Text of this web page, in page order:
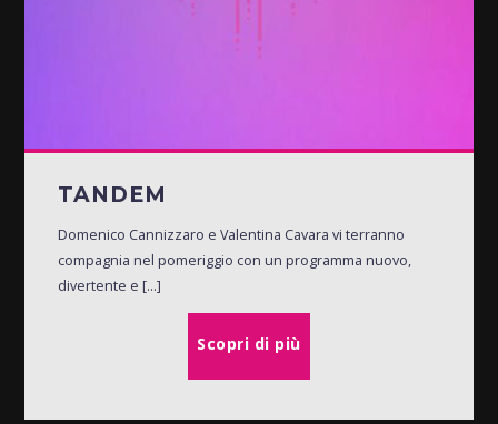
TANDEM
Domenico Cannizzaro e Valentina Cavara vi terranno
compagnia nel pomeriggio con un programma nuovo,
divertente e [...]
Scopri di più